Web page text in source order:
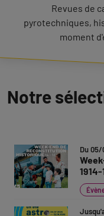
Revues de
pyrotechniques,
moment
Notre
Du
1914-